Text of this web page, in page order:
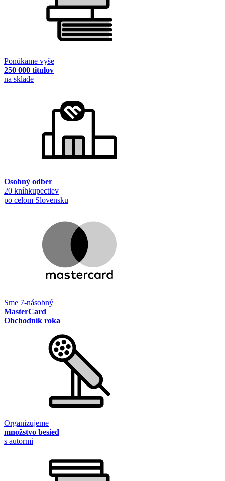
Ponúkame vyše
250 000 titulov
na sklade
Osobný odber
20 kníhkupectiev
po celom Slovensku
Sme 7-násobný
MasterCard
Obchodník roka
Organizujeme
množstvo besied
s autormi